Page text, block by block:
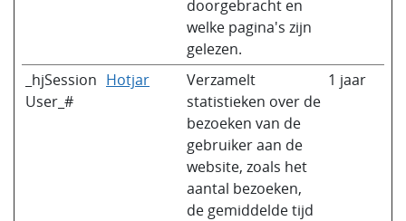
doorgebracht en
welke pagina's zijn
gelezen.
_hjSession
User_#
Hotjar
Verzamelt
statistieken over de
bezoeken van de
gebruiker aan de
website, zoals het
aantal bezoeken,
de gemiddelde tijd
1 jaar